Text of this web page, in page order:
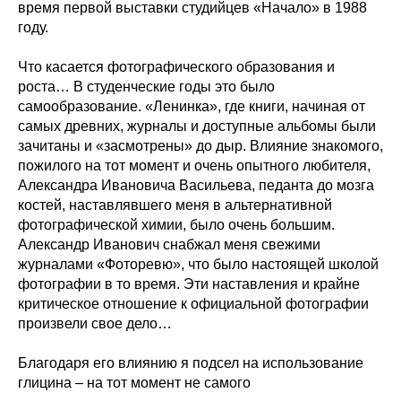
время первой выставки студийцев «Начало» в 1988
году.
Что касается фотографического образования и
роста… В студенческие годы это было
самообразование. «Ленинка», где книги, начиная от
самых древних, журналы и доступные альбомы были
зачитаны и «засмотрены» до дыр. Влияние знакомого,
пожилого на тот момент и очень опытного любителя,
Александра Ивановича Васильева, педанта до мозга
костей, наставлявшего меня в альтернативной
фотографической химии, было очень большим.
Александр Иванович снабжал меня свежими
журналами «Фоторевю», что было настоящей школой
фотографии в то время. Эти наставления и крайне
критическое отношение к официальной фотографии
произвели свое дело…
Благодаря его влиянию я подсел на использование
глицина – на тот момент не самого